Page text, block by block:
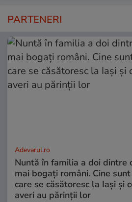
PARTENERI
Adevarul.ro
Nuntă în familia a doi dintre
mai bogați români. Cine
care se căsătoresc la Iași și
averi au părinții lor